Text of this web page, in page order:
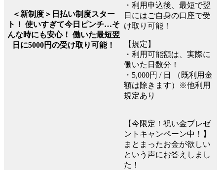
＜新制度＞日払い制度スター
ト！ 使いすぎて今日ピンチ…そ
んな時にも安心！ 働いた最短翌
日に5000円の受け取り可能！
・利用申込後、最短で翌
日にはご自身の口座で受
け取り可能！
【規定】
・利用可能額は、実際に
働いた日数分！
・5,000円 / 日 （既利用金
額は除きます）※他利用
規定あり
【今限定！祝い金プレゼ
ントキャンペーン中！】
まとまったお金が欲しい
という声にお答えしまし
た！